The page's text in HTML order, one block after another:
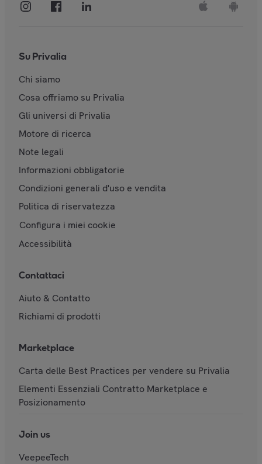
Su Privalia
Chi siamo
Cosa offriamo su Privalia
Gli universi di Privalia
Motore di ricerca
Note legali
Informazioni obbligatorie
Condizioni generali d'uso e vendita
Politica di riservatezza
Configura i miei cookie
Accessibilità
Contattaci
Aiuto & Contatto
Richiami di prodotti
Marketplace
Carta delle Best Practices per vendere su Privalia
Elementi Essenziali Contratto Marketplace e
Posizionamento
Join us
VeepeeTech